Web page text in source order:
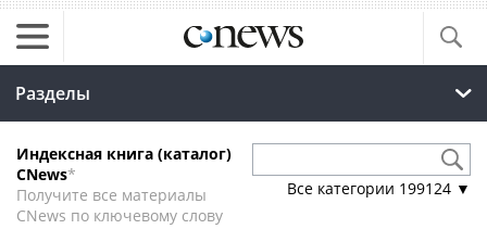
Разделы
Индексная книга (каталог)
CNews*
Получите все материалы
CNews по ключевому слову
Все категории 199124 ▼